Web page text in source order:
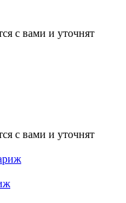
с вами и уточнят
с вами и уточнят